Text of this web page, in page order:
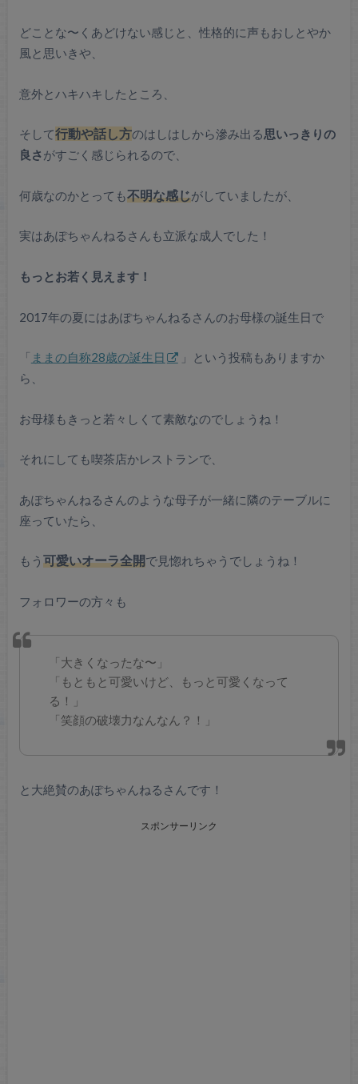
どことな〜くあどけない感じと、性格的に声もおしとやか
風と思いきや、
意外とハキハキしたところ、
そして行動や話し方のはしはしから滲み出る思いっきりの
良さがすごく感じられるので、
何歳なのかとっても不明な感じがしていましたが、
実はあぽちゃんねるさんも立派な成人でした！
もっとお若く見えます！
2017年の夏にはあぽちゃんねるさんのお母様の誕生日で
「 ままの自称28歳の誕生日
」という投稿もありますか
ら、
お母様もきっと若々しくて素敵なのでしょうね！
それにしても喫茶店かレストランで、
あぽちゃんねるさんのような母子が一緒に隣のテーブルに
座っていたら、
もう 可愛いオーラ全開で見惚れちゃうでしょうね！
フォロワーの方々も
「大きくなったな〜」
「もともと可愛いけど、もっと可愛くなって
る！」
「笑顔の破壊力なんなん？！」
と大絶賛のあぽちゃんねるさんです！
スポンサーリンク